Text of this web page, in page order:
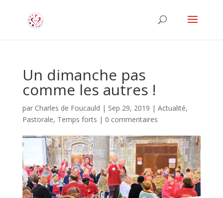
Un dimanche pas
comme les autres !
par Charles de Foucauld | Sep 29, 2019 | Actualité,
Pastorale, Temps forts | 0 commentaires